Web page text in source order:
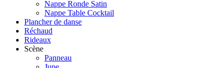
Nappe Ronde Satin
Nappe Table Cocktail
Plancher de danse
Réchaud
Rideaux
Scène
Panneau